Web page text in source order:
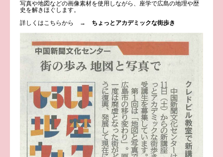
写真や地図などの画像素材を使用しながら、座学で広島の地理や歴
史を解きほぐします。
詳しくはこちらから → ちょっとアカデミックな街歩き